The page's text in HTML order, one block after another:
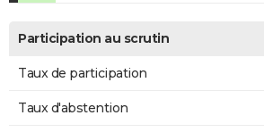
Participation au scrutin
Taux de participation
Taux d'abstention